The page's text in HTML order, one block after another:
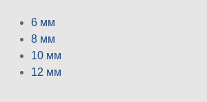
6 мм
8 мм
10 мм
12 мм